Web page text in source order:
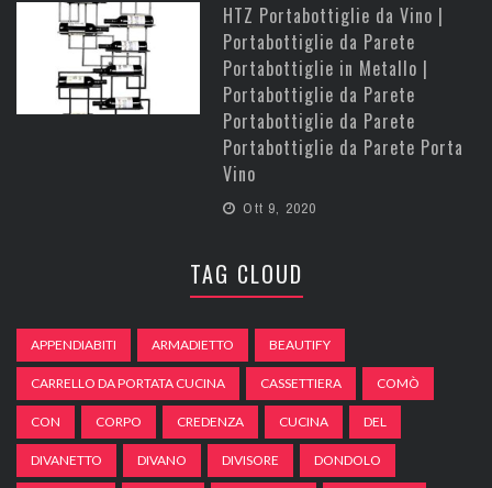
HTZ Portabottiglie da Vino |
Portabottiglie da Parete
Portabottiglie in Metallo |
Portabottiglie da Parete
Portabottiglie da Parete
Portabottiglie da Parete Porta
Vino
Ott 9, 2020
TAG CLOUD
APPENDIABITI ARMADIETTO BEAUTIFY
CARRELLO DA PORTATA CUCINA CASSETTIERA COMÒ
CON CORPO CREDENZA CUCINA DEL
DIVANETTO DIVANO DIVISORE DONDOLO